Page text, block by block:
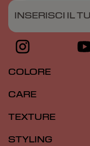
INSERISCI IL
COLORE
CARE
TEXTURE
STYLING